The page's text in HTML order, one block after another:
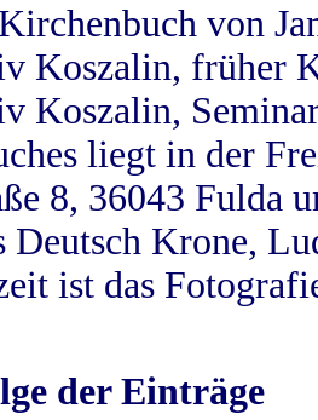
von
Koszalin, früher
Koszalin,
liegt in der
8, 36043 Fulda
Deutsch Krone,
ist das
der Einträge